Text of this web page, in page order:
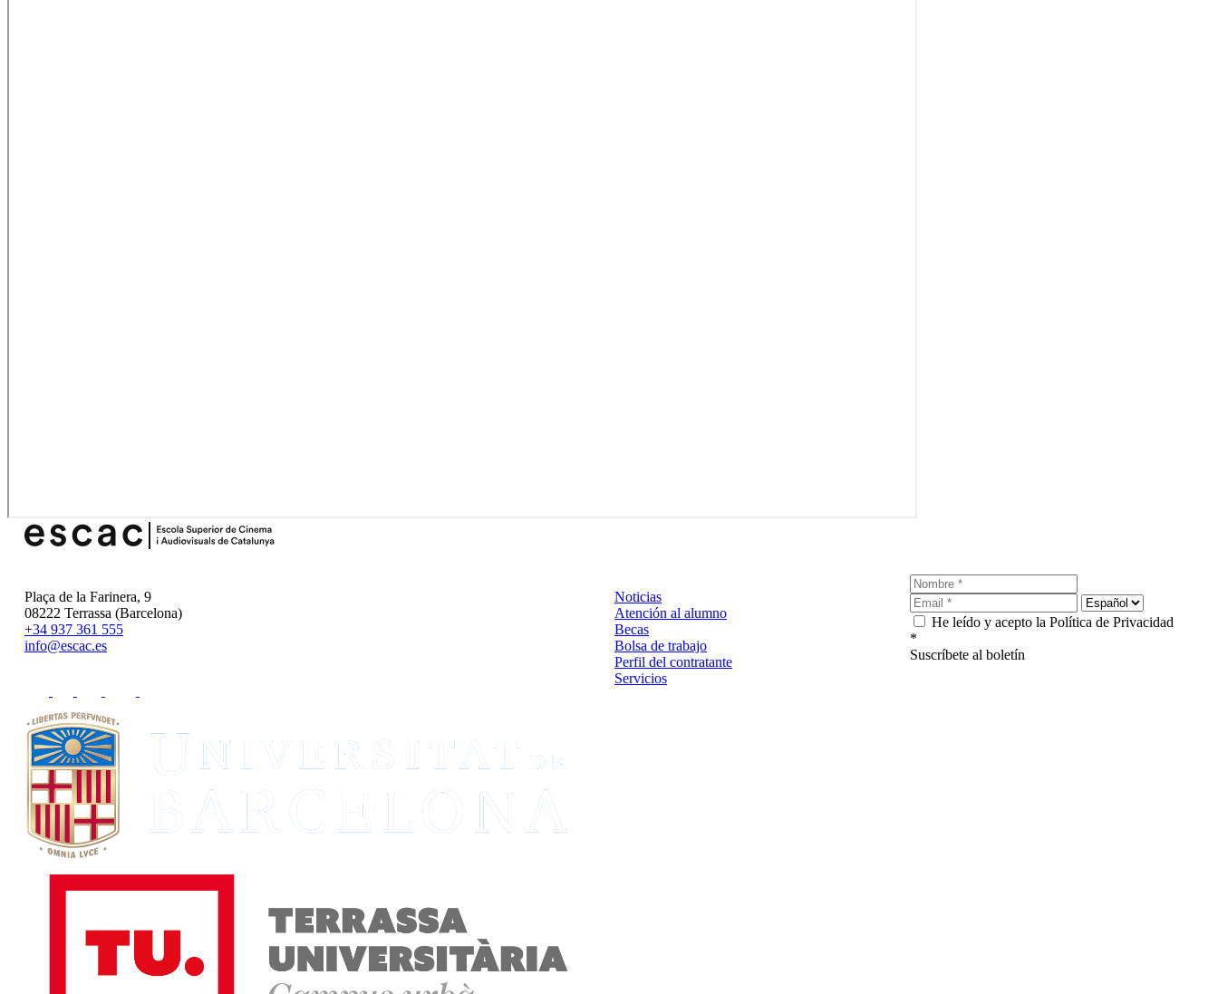
Plaça de la Farinera, 9
08222 Terrassa (Barcelona)
+34 937 361 555
info@escac.es
Noticias
Atención al alumno
Becas
Bolsa de trabajo
Perfil del contratante
Servicios
He leído y acepto la Política de Privacidad
*
Suscríbete al boletín